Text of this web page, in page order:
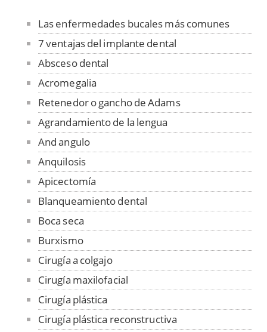
Las enfermedades bucales más comunes
7 ventajas del implante dental
Absceso dental
Acromegalia
Retenedor o gancho de Adams
Agrandamiento de la lengua
And angulo
Anquilosis
Apicectomía
Blanqueamiento dental
Boca seca
Burxismo
Cirugía a colgajo
Cirugía maxilofacial
Cirugía plástica
Cirugía plástica reconstructiva